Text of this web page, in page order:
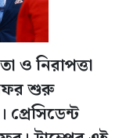
ও নিরাপত্তা
সফর শুরু
প্রেসিডেন্ট